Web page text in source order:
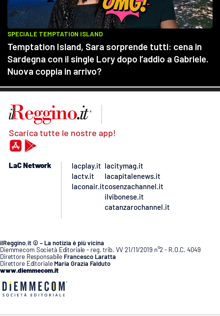
Scarica tutte le nostre app!
LaC Network
lacplay.it
lactv.it
laconair.it
lacitymag.it
lacapitalenews.it
cosenzachannel.it
ilvibonese.it
catanzarochannel.it
ilReggino.it © – La notizia è più vicina
Diemmecom Società Editoriale - reg. trib. VV 21/11/2019 n°2 - R.O.C. 4049
Direttore Responsabile Francesco Laratta
Direttore Editoriale Maria Grazia Falduto
www.diemmecom.it